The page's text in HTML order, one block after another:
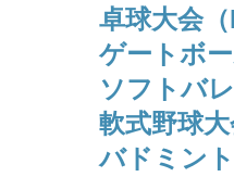
卓球大会
ゲートボー
ソフトバ
軟式野球
バドミン